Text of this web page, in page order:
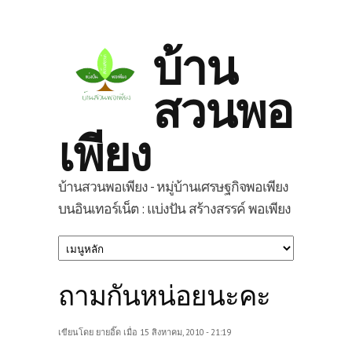
บ้าน
สวนพอ
เพียง
บ้านสวนพอเพียง - หมู่บ้านเศรษฐกิจพอเพียง
บนอินเทอร์เน็ต : แบ่งปัน สร้างสรรค์ พอเพียง
ถามกันหน่อยนะคะ
เขียนโดย ยายอิ๊ด เมื่อ 15 สิงหาคม, 2010 - 21:19